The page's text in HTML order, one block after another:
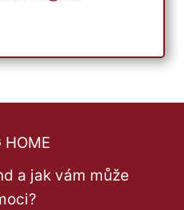
HOME
a jak vám může